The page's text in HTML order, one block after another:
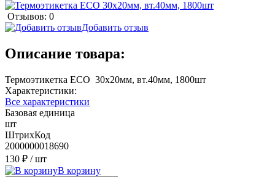
Отзывов: 0
Добавить отзыв
Описание товара:
Термоэтикетка ECO 30х20мм, вт.40мм, 1800шт
Характеристики:
Все характеристики
Базовая единица
шт
ШтрихКод
2000000018690
130 ₽ / шт
В корзину